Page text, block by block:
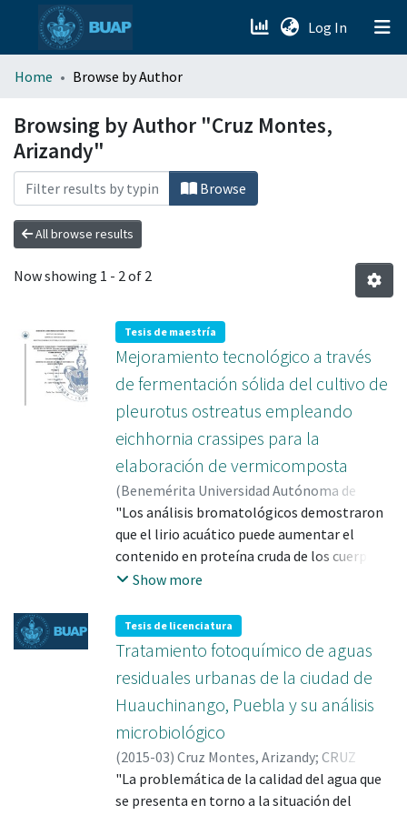
Log In (current)
menu.section.about_menu
All of DSpace
Home Browse by Author
Browsing by Author "Cruz Montes,
Arizandy"
Browse
All browse results
Now showing 1 - 2 of 2
Tesis de maestría
Mejoramiento tecnológico a través
de fermentación sólida del cultivo de
pleurotus ostreatus empleando
eichhornia crassipes para la
elaboración de vermicomposta
(Benemérita Universidad Autónoma de
Puebla,2017-10)Cruz Montes, Arizandy;
CRUZ MONTES, ARIZANDY; 702826;ROMERO
ARENAS, OMAR; 47406
"Los análisis bromatológicos demostraron
que el lirio acuático puede aumentar el
contenido en proteína cruda de los cuerpos
fructíferos donde el mayor porcentaje se
Adicionalmente, se demostró en las pruebas
para metales pesados que el consumo de
setas cultivadas en sustratos
complementados con lirio acuático no
presenta toxicidad alimentaria puesto que
cumplen con los parámetros de Codex
Alimentarium de la FAO".
Show more
Tesis de licenciatura
Tratamiento fotoquímico de aguas
residuales urbanas de la ciudad de
Huauchinango, Puebla y su análisis
microbiológico
(2015-03) Cruz Montes, Arizandy; CRUZ
MONTES, ARIZANDY; 702826;HERNANDEZ
ALDANA, FERNANDO; 36390
"La problemática de la calidad del agua que
se presenta en torno a la situación del